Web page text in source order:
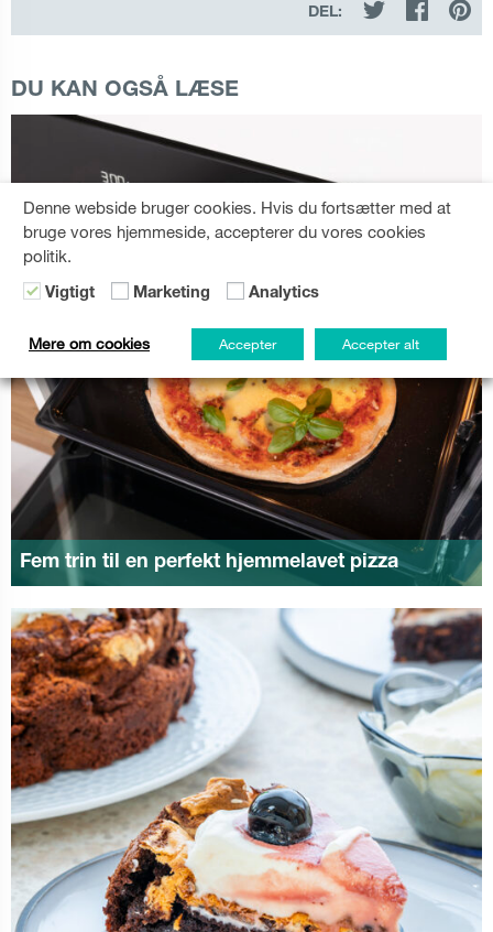
DEL:
DU KAN OGSÅ LÆSE
Fem trin til en perfekt hjemmelavet pizza
Denne webside bruger cookies. Hvis du fortsætter med at
bruge vores hjemmeside, accepterer du vores cookies
politik.
Vigtigt Marketing Analytics
Mere om cookies Accepter Accepter alt